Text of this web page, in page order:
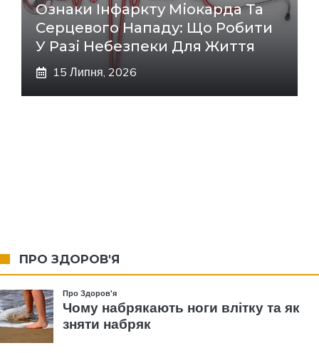
Ознаки Інфаркту Міокарда Та
Серцевого Нападу: Що Робити
У Разі Небезпеки Для Життя
15 Липня, 2026
ПРО ЗДОРОВ'Я